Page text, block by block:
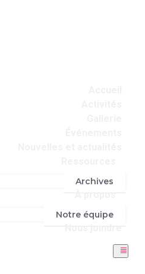
Archives
À propos
Notre équipe
Nous joindre